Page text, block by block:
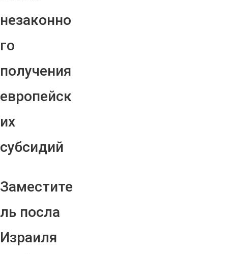
незаконно
го
получения
европейск
их
субсидий
Заместите
ль посла
Израиля